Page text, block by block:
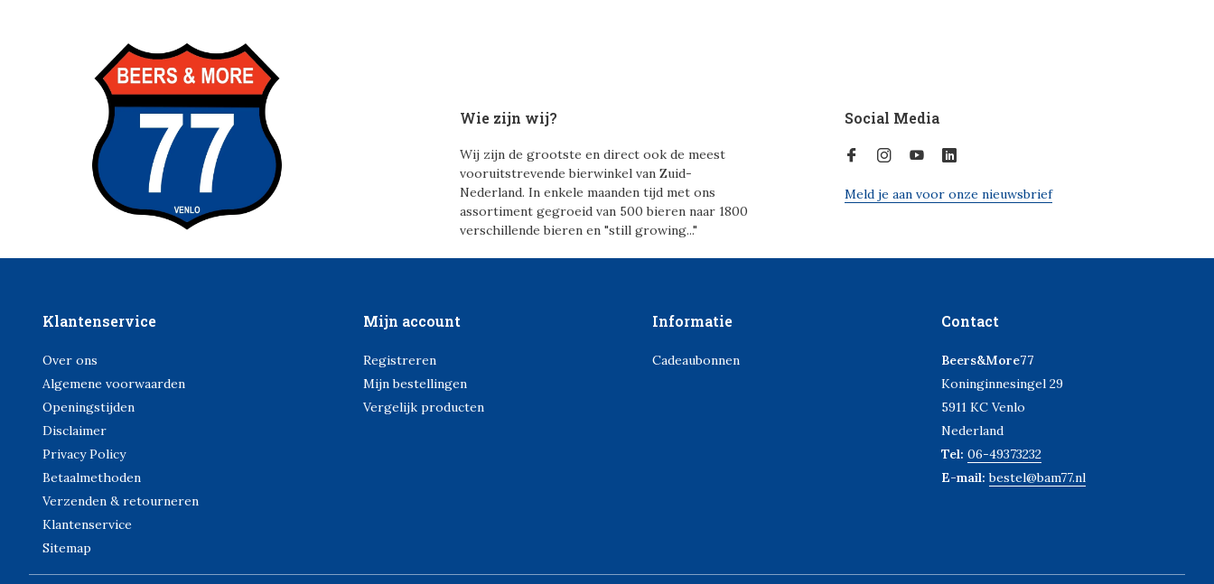
Wie zijn wij?
Wij zijn de grootste en direct ook de meest
vooruitstrevende bierwinkel van Zuid-
Nederland. In enkele maanden tijd met ons
assortiment gegroeid van 500 bieren naar 1800
verschillende bieren en "still growing..."
Social Media
Meld je aan voor onze nieuwsbrief
Klantenservice
Over ons
Algemene voorwaarden
Openingstijden
Disclaimer
Privacy Policy
Betaalmethoden
Verzenden & retourneren
Klantenservice
Sitemap
Mijn account
Registreren
Mijn bestellingen
Vergelijk producten
Informatie
Cadeaubonnen
Contact
Beers&More77
Koninginnesingel 29
5911 KC Venlo
Nederland
Tel: 06-49373232
E-mail:bestel@bam77.nl